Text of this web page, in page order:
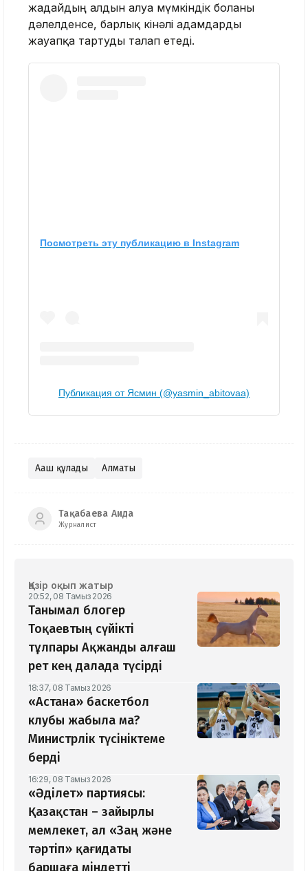
жағдайдың алдын алуға мүмкіндік болғаны
дәлелденсе, барлық кінәлі адамдарды
жауапқа тартуды талап етеді.
Посмотреть эту публикацию в Instagram
Публикация от Ясмин (@yasmin_abitovaa)
Ағаш құлады Алматы
Тақабаева Аида
Журналист
Қазір оқып жатыр
20:52, 08 Тамыз 2026
Танымал блогер
Тоқаевтың сүйікті
тұлпары Ақжанды алғаш
рет кең далада түсірді
18:37, 08 Тамыз 2026
«Астана» баскетбол
клубы жабыла ма?
Министрлік түсініктеме
берді
16:29, 08 Тамыз 2026
«Әділет» партиясы:
Қазақстан – зайырлы
мемлекет, ал «Заң және
тәртіп» қағидаты
баршаға міндетті